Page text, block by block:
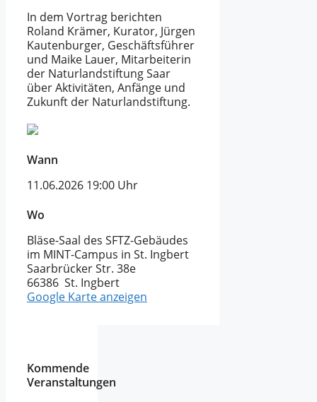
In dem Vortrag berichten
Roland Krämer, Kurator, Jürgen
Kautenburger, Geschäftsführer
und Maike Lauer, Mitarbeiterin
der Naturlandstiftung Saar
über Aktivitäten, Anfänge und
Zukunft der Naturlandstiftung.
Wann
11.06.2026 19:00 Uhr
Wo
Bläse-Saal des SFTZ-Gebäudes
im MINT-Campus in St. Ingbert
Saarbrücker Str. 38e
66386 St. Ingbert
Google Karte anzeigen
Kommende
Veranstaltungen